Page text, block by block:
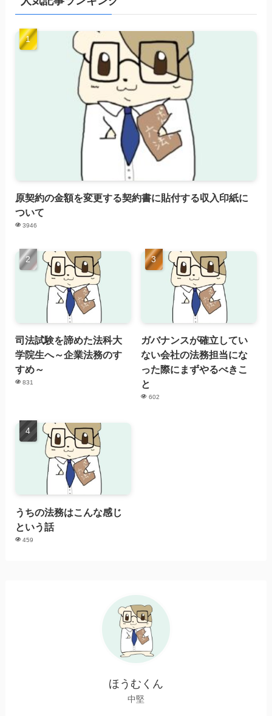
原契約の金額を変更する契約書に貼付する収入印紙に
ついて
3946
司法試験を諦めた法科大
学院生へ～企業法務のす
すめ～
831
ガバナンスが確立してい
ない会社の法務担当にな
った際にまずやるべきこ
と
602
うちの法務はこんな感じ
という話
459
ほうむくん
中堅